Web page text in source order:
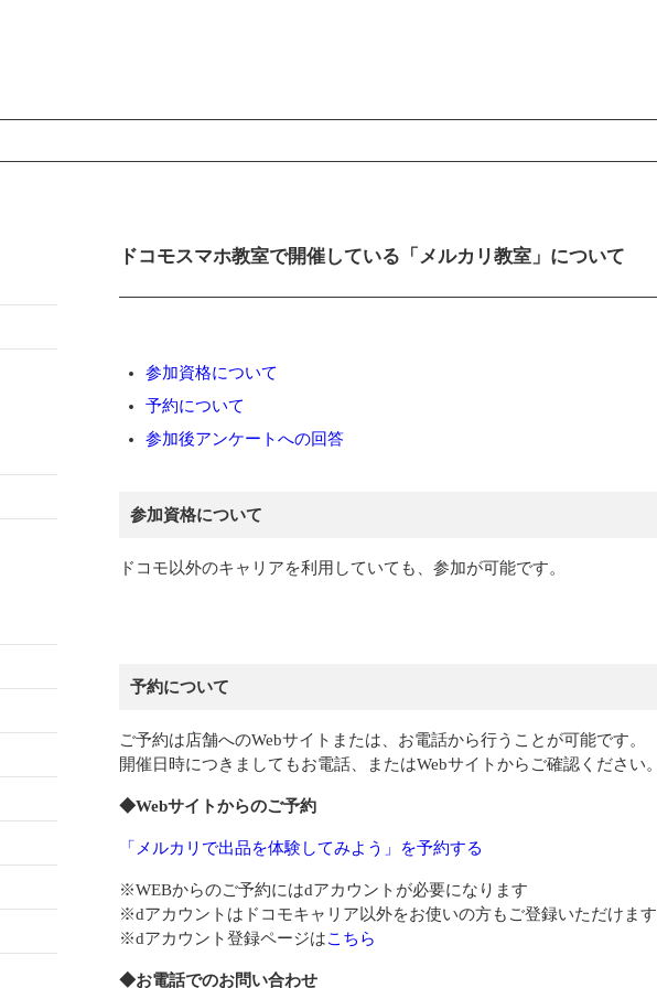
メインコンテンツ
ドコモスマホ教室で開催している「メルカリ教室」について
参加資格について
予約について
参加後アンケートへの回答
参加資格について
ドコモ以外のキャリアを利用していても、参加が可能です。
予約について
ご予約は店舗へのWebサイトまたは、お電話から行うことが可能です。
開催日時につきましてもお電話、またはWebサイトからご確認ください。
◆Webサイトからのご予約
「メルカリで出品を体験してみよう」を予約する
※WEBからのご予約にはdアカウントが必要になります
※dアカウントはドコモキャリア以外をお使いの方もご登録いただけます
※dアカウント登録ページはこちら
◆お電話でのお問い合わせ